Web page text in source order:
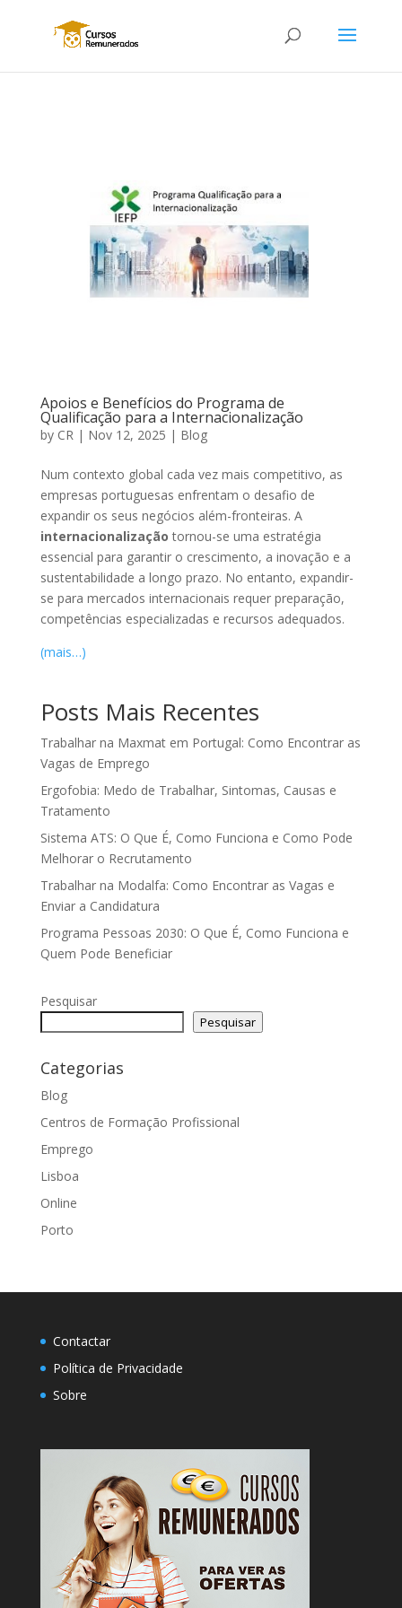
Apoios e Benefícios do Programa de
Qualificação para a Internacionalização
by CR| Nov 12, 2025 | Blog
Num contexto global cada vez mais competitivo, as
empresas portuguesas enfrentam o desafio de
expandir os seus negócios além-fronteiras. A
internacionalização tornou-se uma estratégia
essencial para garantir o crescimento, a inovação e a
sustentabilidade a longo prazo. No entanto, expandir-
se para mercados internacionais requer preparação,
competências especializadas e recursos adequados.
(mais…)
Posts Mais Recentes
Trabalhar na Maxmat em Portugal: Como Encontrar as
Vagas de Emprego
Ergofobia: Medo de Trabalhar, Sintomas, Causas e
Tratamento
Sistema ATS: O Que É, Como Funciona e Como Pode
Melhorar o Recrutamento
Trabalhar na Modalfa: Como Encontrar as Vagas e
Enviar a Candidatura
Programa Pessoas 2030: O Que É, Como Funciona e
Quem Pode Beneficiar
Pesquisar
Pesquisar
Categorias
Blog
Centros de Formação Profissional
Emprego
Lisboa
Online
Porto
Contactar
Política de Privacidade
Sobre